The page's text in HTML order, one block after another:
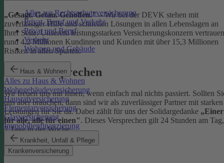
Alles zur Rechtsschutzversicherung
Privat, Beruf und Verkehr
Privat und Beruf
Verkehr
Wohnen und Gebäude
Haus & Wohnen
Alles zu Haus & Wohnen
Wohngebäudeversicherung
Hausratversicherung
Elementarversicherung
Glasversicherung
Immobilienfinanzierung
Krankheit, Unfall & Pflege
Krankenversicherung
„Gesagt. Getan. Geholfen."– Wir bei der DEVK stehen mit
zuverlässiger Hilfe und schnellen Lösungen in allen Lebenslagen an
Ihrer Seite. Unserem leistungsstarken Versicherungskonzern vertrauen
rund 4,2 Millionen Kundinnen und Kunden mit über 15,3 Millionen
Risiken in allen Sparten.
Unser Versprechen
Wir freuen uns mit Ihnen, wenn einfach mal nichts passiert. Sollten
uns aber brauchen, dann sind wir als zuverlässiger Partner mit starken
Leistungen für Sie da. Dabei zählt für uns der Solidargedanke „Einer
für alle, alle für einen". Dieses Versprechen gilt 24 Stunden am Tag,
7 Tage in der Woche.
Ehrlich